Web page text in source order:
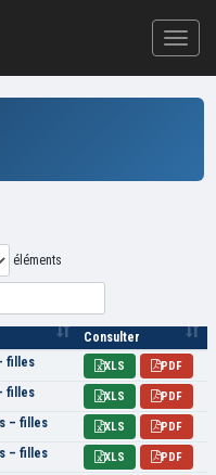
éléments
Consulter
filles XLS PDF
filles XLS PDF
– filles XLS PDF
– filles XLS PDF